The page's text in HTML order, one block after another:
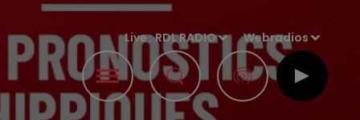
Live :RDL RADIO Webradios